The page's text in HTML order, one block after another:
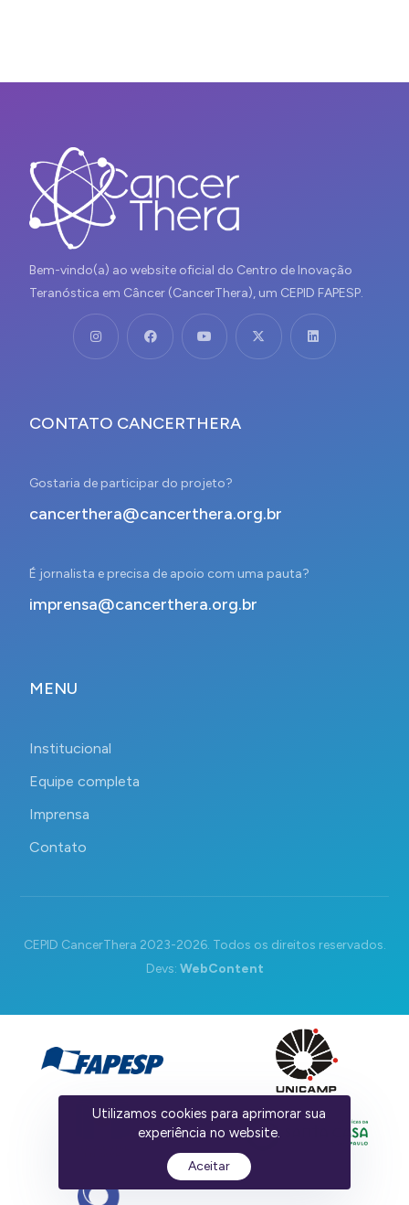
Bem-vindo(a) ao website oficial do Centro de Inovação
Teranóstica em Câncer (CancerThera), um CEPID FAPESP.
CONTATO CANCERTHERA
Gostaria de participar do projeto?
cancerthera@cancerthera.org.br
É jornalista e precisa de apoio com uma pauta?
imprensa@cancerthera.org.br
MENU
Institucional
Equipe completa
Imprensa
Contato
CEPID CancerThera 2023-2026. Todos os direitos reservados.
Devs: WebContent
Utilizamos cookies para aprimorar sua
experiência no website.
Aceitar